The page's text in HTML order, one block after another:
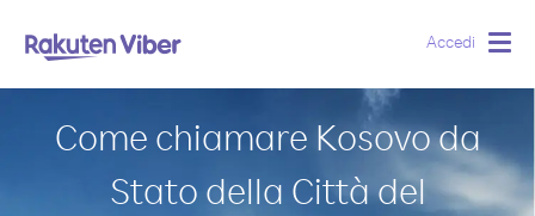
Accedi
Come chiamare Kosovo da
Stato della Città del